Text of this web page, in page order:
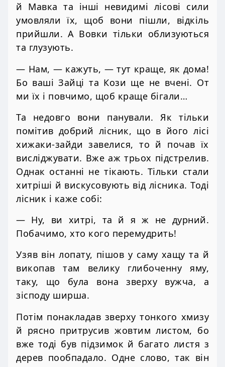
й Мавка та інші невидимі лісові сили
умовляли їх, щоб вони пішли, відкіль
прийшли. А Вовки тільки облизуються
та глузують.
— Нам, — кажуть, — тут краще, як дома!
Бо ваші Зайці та Кози ще не вчені. От
ми їх і повчимо, щоб краще бігали…
Та недовго вони панували. Як тільки
помітив добрий лісник, що в його лісі
хижаки-зайди завелися, то й почав їх
висліджувати. Вже аж трьох підстрелив.
Однак останні не тікають. Тільки стали
хитріші й вискусовують від лісника. Тоді
лісник і каже собі:
— Ну, ви хитрі, та й я ж не дурний.
Побачимо, хто кого перемудрить!
Узяв він лопату, пішов у саму хащу та й
викопав там велику глибоченну яму,
таку, що була вона зверху вужча, а
зісподу ширша.
Потім понакладав зверху тонкого хмизу
й рясно притрусив жовтим листом, бо
вже тоді був підзимок й багато листя з
дерев пообпадало. Одне слово, так він